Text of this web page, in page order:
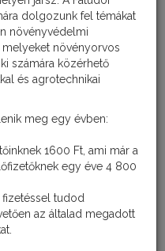
A nitrogénnek van a
tömegére és a termés
jelzik hiányát.
dolgozunk fel témákat
növényvédelmi
melyeket növényorvos
számára közérhető
és agrotechnikai
meg egy évben:
1600 Ft, ami már a
egy éve 4 800
tudod
az általad megadott